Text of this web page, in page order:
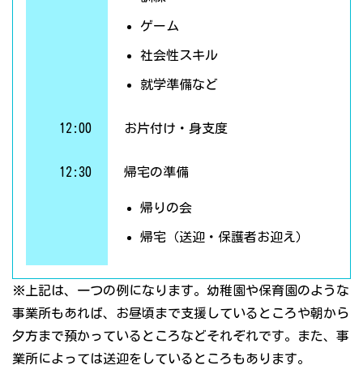
ゲーム
社会性スキル
就学準備など
12:00 お片付け・身支度
12:30 帰宅の準備
帰りの会
帰宅（送迎・保護者お迎え）
※上記は、一つの例になります。幼稚園や保育園のような
事業所もあれば、お昼頃まで支援しているところや朝から
夕方まで預かっているところなどそれぞれです。また、事
業所によっては送迎をしているところもあります。